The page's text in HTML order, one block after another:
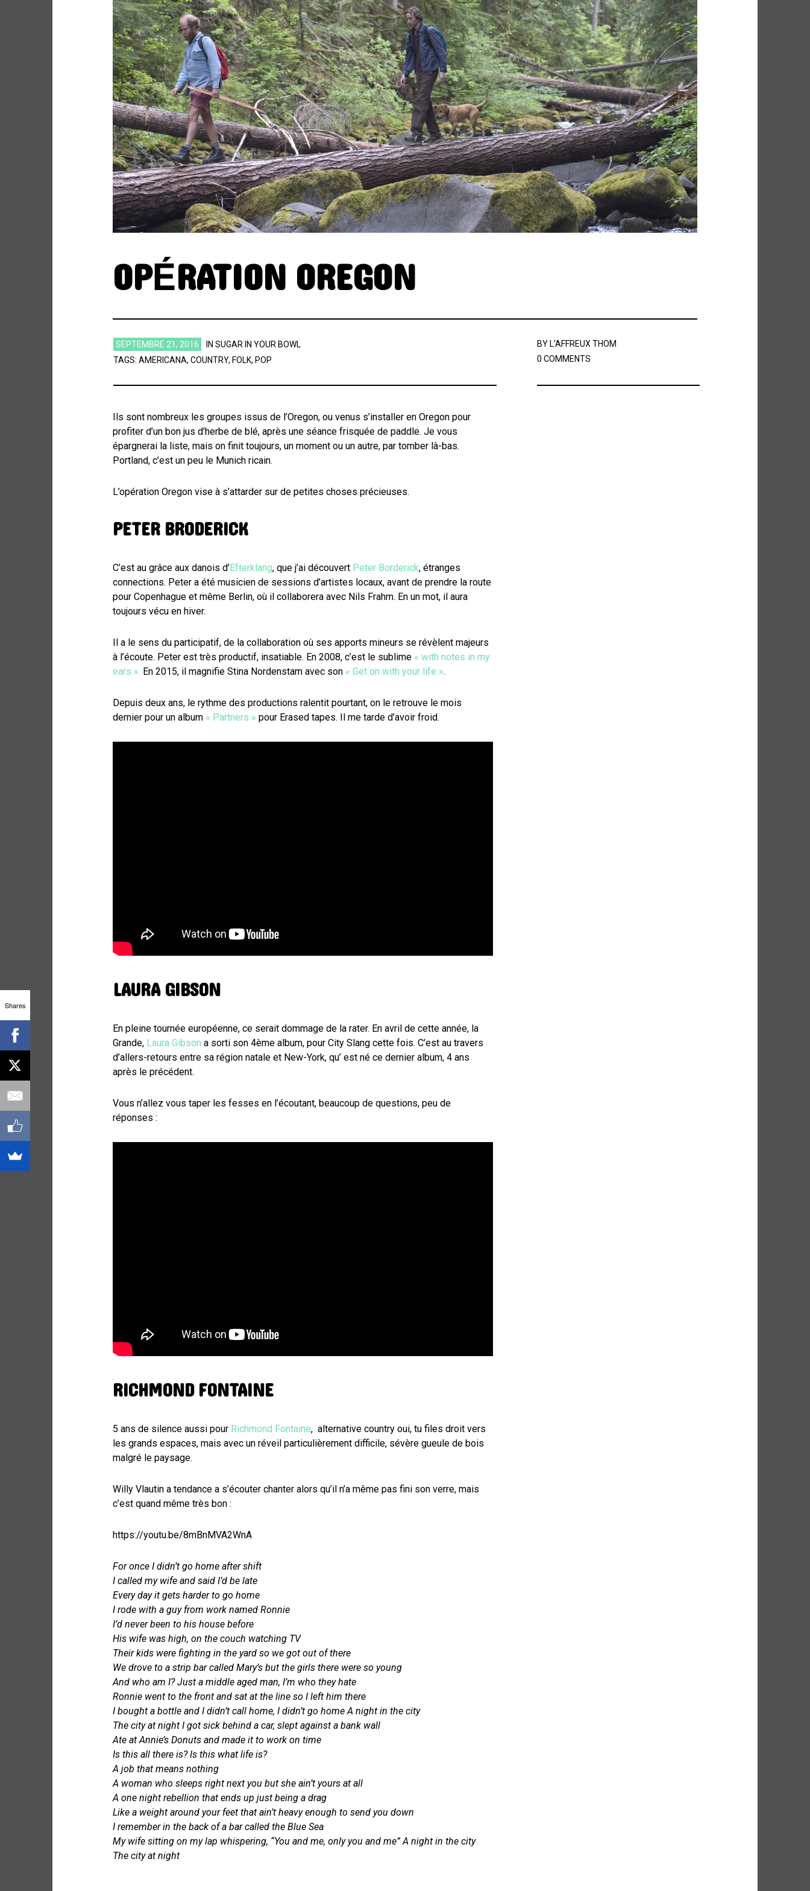
Site de WordPress-FR
ELECTRONICA
FOLK FUNK FUNK SOUL
GOSPEL
GRAND NORD
HIFI HIP HOP HIP POP
INDIE
INSTRUMENTAL
JAZZ L'HEURE DU BILAN
METAL
MINIMALISME
NEW-WAVE NU SOUL PEOPLE
PLAYLIST
POP
POP ROCK PUB ROCK RAP RATTRAPAGE
ROCK
ROCK CALIFORNIEN
RYTHMN AND BLUES SERIES
SOCIÉTÉ
SONG OF THE WEEK
SOUL SOUNDTRACK OF MY LIFE
ARCHIVES
ARCHIVES
OPÉRATION OREGON
SEPTEMBRE 21, 2016 IN SUGAR IN YOUR BOWL
TAGS: AMERICANA, COUNTRY, FOLK, POP
BY L'AFFREUX THOM
0 COMMENTS
Ils sont nombreux les groupes issus de l’Oregon, ou venus s’installer en Oregon pour
profiter d’un bon jus d’herbe de blé, après une séance frisquée de paddle. Je vous
épargnerai la liste, mais on finit toujours, un moment ou un autre, par tomber là-bas.
Portland, c’est un peu le Munich ricain.
L’opération Oregon vise à s’attarder sur de petites choses précieuses.
PETER BRODERICK
C’est au grâce aux danois d’Efterklang, que j’ai découvert Peter Borderick, étranges
connections. Peter a été musicien de sessions d’artistes locaux, avant de prendre la route
pour Copenhague et même Berlin, où il collaborera avec Nils Frahm. En un mot, il aura
toujours vécu en hiver.
Il a le sens du participatif, de la collaboration où ses apports mineurs se révèlent majeurs
à l’écoute. Peter est très productif, insatiable. En 2008, c’est le sublime « with notes in my
ears ». En 2015, il magnifie Stina Nordenstam avec son « Get on with your life ».
Depuis deux ans, le rythme des productions ralentit pourtant, on le retrouve le mois
dernier pour un album « Partners » pour Erased tapes. Il me tarde d’avoir froid.
LAURA GIBSON
En pleine tournée européenne, ce serait dommage de la rater. En avril de cette année, la
Grande, Laura Gibson a sorti son 4ème album, pour City Slang cette fois. C’est au travers
d’allers-retours entre sa région natale et New-York, qu’ est né ce dernier album, 4 ans
après le précédent.
Vous n’allez vous taper les fesses en l’écoutant, beaucoup de questions, peu de
réponses :
RICHMOND FONTAINE
5 ans de silence aussi pour Richmond Fontaine, alternative country oui, tu files droit vers
les grands espaces, mais avec un réveil particulièrement difficile, sévère gueule de bois
malgré le paysage.
Willy Vlautin a tendance a s’écouter chanter alors qu’il n’a même pas fini son verre, mais
c’est quand même très bon :
https://youtu.be/8mBnMVA2WnA
For once I didn’t go home after shift
I called my wife and said I’d be late
Every day it gets harder to go home
I rode with a guy from work named Ronnie
I’d never been to his house before
His wife was high, on the couch watching TV
Their kids were fighting in the yard so we got out of there
We drove to a strip bar called Mary’s but the girls there were so young
And who am I? Just a middle aged man, I’m who they hate
Ronnie went to the front and sat at the line so I left him there
I bought a bottle and I didn’t call home, I didn’t go homeA night in the city
The city at night I got sick behind a car, slept against a bank wall
Ate at Annie’s Donuts and made it to work on time
Is this all there is? Is this what life is?
A job that means nothing
A woman who sleeps right next you but she ain’t yours at all
A one night rebellion that ends up just being a drag
Like a weight around your feet that ain’t heavy enough to send you down
I remember in the back of a bar called the Blue Sea
My wife sitting on my lap whispering, “You and me, only you and me”A night in the city
The city at night
Shares